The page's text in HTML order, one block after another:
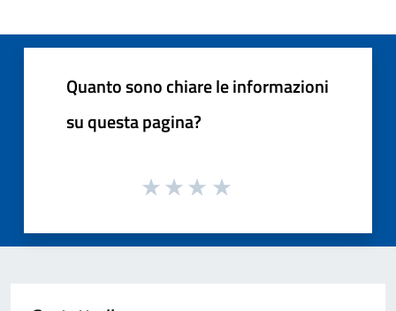
Quanto sono chiare le informazioni
su questa pagina?